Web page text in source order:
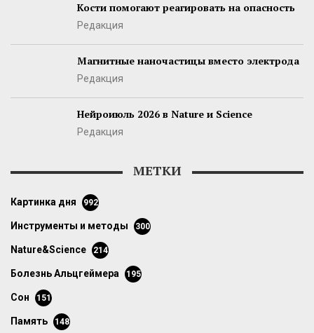
Кости помогают реагировать на опасность
Редакция
Магнитные наночастицы вместо электрода
Редакция
Нейроиюль 2026 в Nature и Science
Редакция
МЕТКИ
картинка дня 992
инструменты и методы 300
Nature&Science 214
болезнь Альцгеймера 195
сон 151
память 148